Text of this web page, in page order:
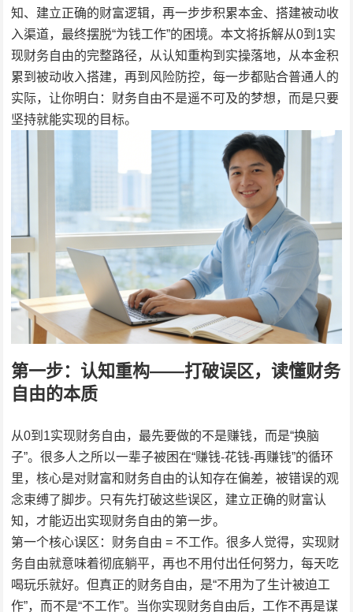
知、建立正确的财富逻辑，再一步步积累本金、搭建被动收
入渠道，最终摆脱“为钱工作”的困境。本文将拆解从0到1实
现财务自由的完整路径，从认知重构到实操落地，从本金积
累到被动收入搭建，再到风险防控，每一步都贴合普通人的
实际，让你明白：财务自由不是遥不可及的梦想，而是只要
坚持就能实现的目标。
第一步：认知重构——打破误区，读懂财务
自由的本质
从0到1实现财务自由，最先要做的不是赚钱，而是“换脑
子”。很多人之所以一辈子被困在“赚钱-花钱-再赚钱”的循环
里，核心是对财富和财务自由的认知存在偏差，被错误的观
念束缚了脚步。只有先打破这些误区，建立正确的财富认
知，才能迈出实现财务自由的第一步。
第一个核心误区：财务自由 = 不工作。很多人觉得，实现财
务自由就意味着彻底躺平，再也不用付出任何努力，每天吃
喝玩乐就好。但真正的财务自由，是“不用为了生计被迫工
作”，而不是“不工作”。当你实现财务自由后，工作不再是谋